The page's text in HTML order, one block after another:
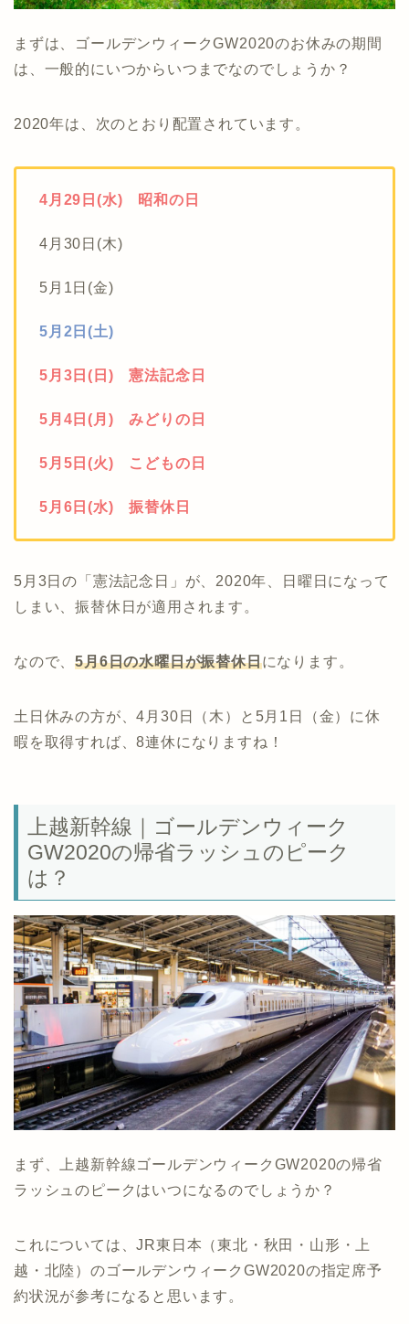
まずは、ゴールデンウィークGW2020のお休みの期間
は、一般的にいつからいつまでなのでしょうか？
2020年は、次のとおり配置されています。
4月29日(水) 昭和の日
4月30日(木)
5月1日(金)
5月2日(土)
5月3日(日) 憲法記念日
5月4日(月) みどりの日
5月5日(火) こどもの日
5月6日(水) 振替休日
5月3日の「憲法記念日」が、2020年、日曜日になって
しまい、振替休日が適用されます。
なので、5月6日の水曜日が振替休日になります。
土日休みの方が、4月30日（木）と5月1日（金）に休
暇を取得すれば、8連休になりますね！
上越新幹線｜ゴールデンウィーク
GW2020の帰省ラッシュのピーク
は？
まず、上越新幹線ゴールデンウィークGW2020の帰省
ラッシュのピークはいつになるのでしょうか？
これについては、JR東日本（東北・秋田・山形・上
越・北陸）のゴールデンウィークGW2020の指定席予
約状況が参考になると思います。